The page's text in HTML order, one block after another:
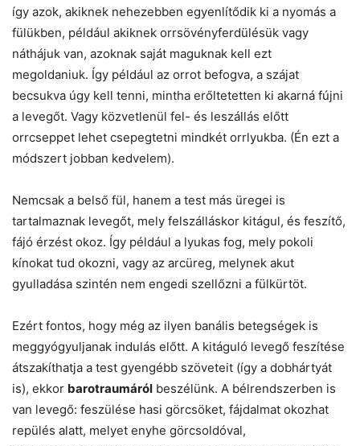
így azok, akiknek nehezebben egyenlítődik ki a nyomás a
fülükben, például akiknek orrsövényferdülésük vagy
náthájuk van, azoknak saját maguknak kell ezt
megoldaniuk. Így például az orrot befogva, a szájat
becsukva úgy kell tenni, mintha erőltetetten ki akarná fújni
a levegőt. Vagy közvetlenül fel- és leszállás előtt
orrcseppet lehet csepegtetni mindkét orrlyukba. (Én ezt a
módszert jobban kedvelem).
Nemcsak a belső fül, hanem a test más üregei is
tartalmaznak levegőt, mely felszálláskor kitágul, és feszítő,
fájó érzést okoz. Így például a lyukas fog, mely pokoli
kínokat tud okozni, vagy az arcüreg, melynek akut
gyulladása szintén nem engedi szellőzni a fülkürtöt.
Ezért fontos, hogy még az ilyen banális betegségek is
meggyógyuljanak indulás előtt. A kitáguló levegő feszítése
átszakíthatja a test gyengébb szöveteit (így a dobhártyát
is), ekkor barotraumáról beszélünk. A bélrendszerben is
van levegő: feszülése hasi görcsöket, fájdalmat okozhat
repülés alatt, melyet enyhe görcsoldóval,